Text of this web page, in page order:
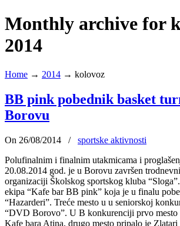
Monthly archive for
2014
Home → 2014 → kolovoz
BB pink pobednik basket
Borovu
On 26/08/2014 /
sportske aktivnosti
Polufinalnim i finalnim utakmicama i
20.08.2014 god. je u Borovu završen
organizaciji Školskog sportskog kluba
ekipa “Kafe bar BB pink” koja je u finalu
“Hazarderi”. Treće mesto u u seniorskoj
“DVD Borovo”. U B konkurenciji prvo mesto
Kafe bara Atina, drugo mesto pripalo je